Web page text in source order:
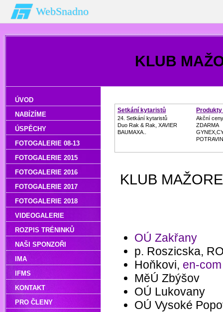
WebSnadno
KLUB
Setkání kytaristů
24. Setkání kytaristů
Duo Rak & Rak, XAVIER
BAUMAXA..
Akční
ZDARMA
KLUB
OÚ Zakřany
p. Roszicska,
Hoňkovi, en-com
MěÚ Zbýšov
OÚ Lukovany
OÚ Vysoké
ÚVOD
NABÍZÍME
ÚSPĚCHY
FOTOGALERIE 08-13
FOTOGALERIE 2015
FOTOGALERIE 2016
FOTOGALERIE 2017
FOTOGALERIE 2018
VIDEOGALERIE
ROZPIS TRÉNINKŮ
NAŠI SPONZOŘI
IMA
IFMS
KONTAKT
PRO ČLENY